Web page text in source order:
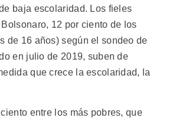
baja escolaridad. Los fieles
12 por ciento de los
de 16 años) según el sondeo de
en julio de 2019, suben de
que crece la escolaridad, la
entre los más pobres, que